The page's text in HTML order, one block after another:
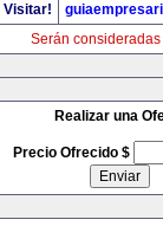
Visitar!
Serán consideradas
Realizar una
Precio Ofrecido $